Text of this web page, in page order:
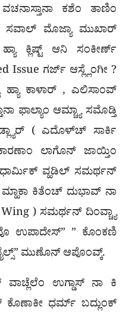
ಕಶೆಂ ತಾಣಿಂ
ಸವಾಲ್ ಮೊಜ್ಯಾ ಮುಖಾರ್
ಕ್ಲಿಷ್ಟ್ ಆನಿ ಸಂಕೀರ್ಣ್
Issue ಗರ್ಜ್ ಆಸ್ಲ್ಲೆಂಗೀ ?
ಕಾಳಾರ್ , ಎಲಿಸಾಂವ್
ಫಾಲ್ಯಾಂ ಆಮ್ಚ್ಯಾ ಸಮೊಡ್ತಿ
( ಎದೊಳ್‌ಚ್ ಸಾರ್ಕಿ
ಲಾಗೊನ್ ಜಾಯ್ತಿಂ
ಧಾರ್ಮಿಕ್ ವ್ಹಡಿಲ್ ಸಮರ್ಥನ್
ಮ್ಹಾಕಾ ಕಿತೆಂಚ್ ದುಭಾವ್ ನಾ
Wing ) ಸಮರ್ಥನ್ ದಿಂವ್ಚ್ಯಾ
ಉಪಾದೇಸ್” ” ಕೊಂಕಣಿ
ಮುಣೊನ್ ಆಪೊಂವ್ಕ್.
ಉಗ್ಡಾಸ್ ನಾ ಕಿ
ಕೊಣಾಕೀ ಧರ್ಮ್ ಬದ್ಲುಂಕ್